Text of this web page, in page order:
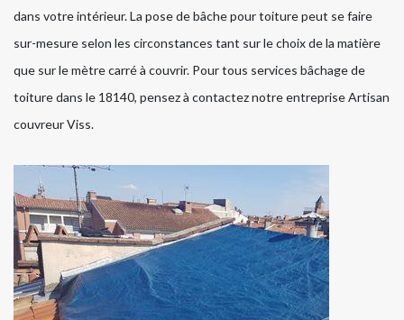
dans votre intérieur. La pose de bâche pour toiture peut se faire
sur-mesure selon les circonstances tant sur le choix de la matière
que sur le mètre carré à couvrir. Pour tous services bâchage de
toiture dans le 18140, pensez à contactez notre entreprise Artisan
couvreur Viss.